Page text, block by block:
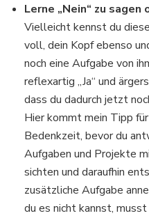
Lerne „Nein“ zu
Vielleicht kennst du
voll, dein Kopf ebenso
noch eine Aufgabe von
reflexartig „Ja“ und
dass du dadurch jetzt
Hier kommt mein Tipp
Bedenkzeit, bevor du
Aufgaben und Projekte
sichten und daraufhin
zusätzliche Aufgabe
du es nicht kannst, musst